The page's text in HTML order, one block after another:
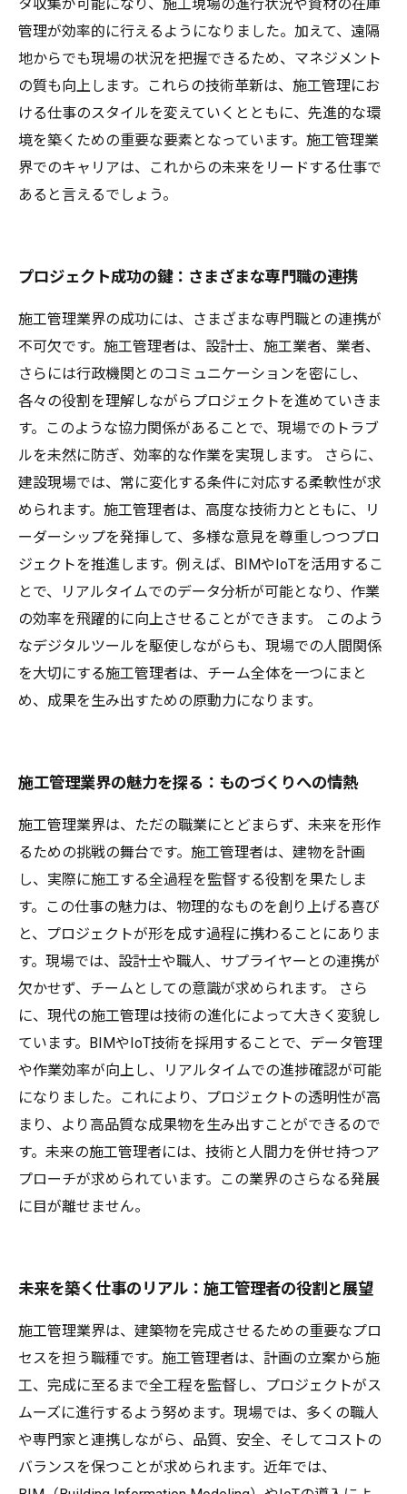
タ収集が可能になり、施工現場の進行状況や資材の在庫
管理が効率的に行えるようになりました。加えて、遠隔
地からでも現場の状況を把握できるため、マネジメント
の質も向上します。これらの技術革新は、施工管理にお
ける仕事のスタイルを変えていくとともに、先進的な環
境を築くための重要な要素となっています。施工管理業
界でのキャリアは、これからの未来をリードする仕事で
あると言えるでしょう。
プロジェクト成功の鍵：さまざまな専門職の連携
施工管理業界の成功には、さまざまな専門職との連携が
不可欠です。施工管理者は、設計士、施工業者、業者、
さらには行政機関とのコミュニケーションを密にし、
各々の役割を理解しながらプロジェクトを進めていきま
す。このような協力関係があることで、現場でのトラブ
ルを未然に防ぎ、効率的な作業を実現します。 さらに、
建設現場では、常に変化する条件に対応する柔軟性が求
められます。施工管理者は、高度な技術力とともに、リ
ーダーシップを発揮して、多様な意見を尊重しつつプロ
ジェクトを推進します。例えば、BIMやIoTを活用するこ
とで、リアルタイムでのデータ分析が可能となり、作業
の効率を飛躍的に向上させることができます。 このよう
なデジタルツールを駆使しながらも、現場での人間関係
を大切にする施工管理者は、チーム全体を一つにまと
め、成果を生み出すための原動力になります。
施工管理業界の魅力を探る：ものづくりへの情熱
施工管理業界は、ただの職業にとどまらず、未来を形作
るための挑戦の舞台です。施工管理者は、建物を計画
し、実際に施工する全過程を監督する役割を果たしま
す。この仕事の魅力は、物理的なものを創り上げる喜び
と、プロジェクトが形を成す過程に携わることにありま
す。現場では、設計士や職人、サプライヤーとの連携が
欠かせず、チームとしての意識が求められます。 さら
に、現代の施工管理は技術の進化によって大きく変貌し
ています。BIMやIoT技術を採用することで、データ管理
や作業効率が向上し、リアルタイムでの進捗確認が可能
になりました。これにより、プロジェクトの透明性が高
まり、より高品質な成果物を生み出すことができるので
す。未来の施工管理者には、技術と人間力を併せ持つア
プローチが求められています。この業界のさらなる発展
に目が離せません。
未来を築く仕事のリアル：施工管理者の役割と展望
施工管理業界は、建築物を完成させるための重要なプロ
セスを担う職種です。施工管理者は、計画の立案から施
工、完成に至るまで全工程を監督し、プロジェクトがス
ムーズに進行するよう努めます。現場では、多くの職人
や専門家と連携しながら、品質、安全、そしてコストの
バランスを保つことが求められます。近年では、